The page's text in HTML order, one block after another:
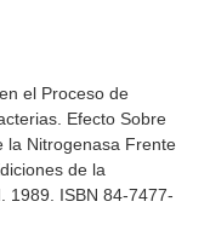
el Proceso de
Efecto Sobre
la Nitrogenasa Frente
de la
1989. ISBN 84-7477-